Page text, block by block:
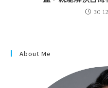
30
About Me